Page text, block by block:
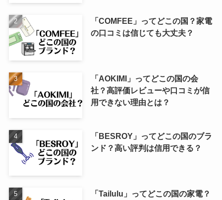
「COMFEE」ってどこの国？家電
の口コミは信じても大丈夫？
「AOKIMI」ってどこの国の会
社？高評価レビューや口コミが信
用できない理由とは？
「BESROY」ってどこの国のブラ
ンド？高い評判は信用できる？
「Tailulu」ってどこの国の家電？